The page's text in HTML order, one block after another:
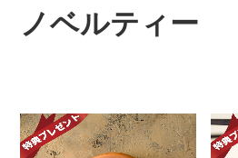
ノベルティー